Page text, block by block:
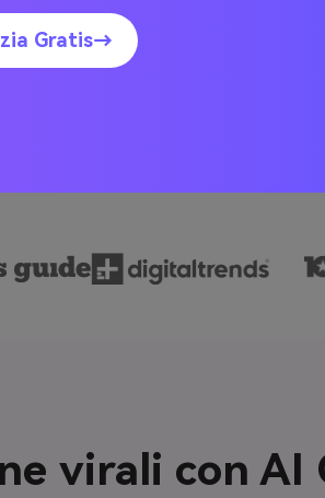
Ora
virali con AI
Gratis→